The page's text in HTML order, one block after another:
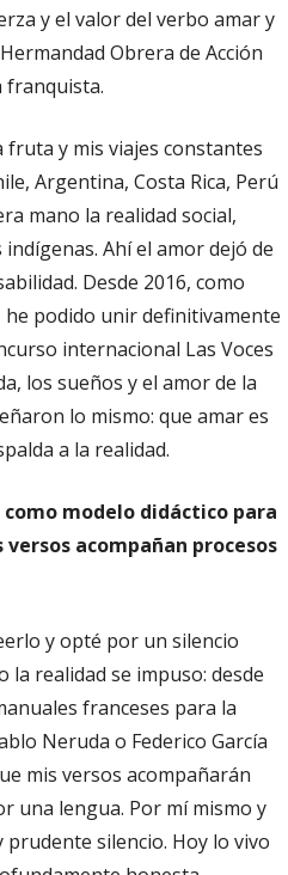
y el valor del verbo amar y
Obrera de Acción
franquista.
y mis viajes constantes
Argentina, Costa Rica, Perú
mano la realidad social,
Ahí el amor dejó de
Desde 2016, como
he podido unir definitivamente
internacional Las Voces
los sueños y el amor de la
lo mismo: que amar es
a la realidad.
modelo didáctico para
acompañan procesos
y opté por un silencio
realidad se impuso: desde
franceses para la
Neruda o Federico García
mis versos acompañarán
una lengua. Por mí mismo y
silencio. Hoy lo vivo